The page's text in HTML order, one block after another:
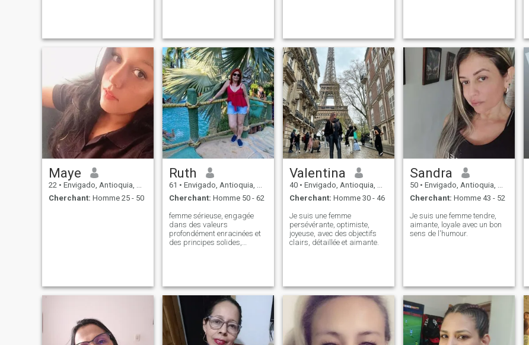
muy feliz me gustan los
animales los adoro me gusta
mi trabajo
promenade, voyager, la
bonne humeur, j’aime la
bonne compagnie
Maye
22 • Envigado, Antioquia, Colombie
Cherchant: Homme 25 - 50
Ruth
61 • Envigado, Antioquia, Colombie
Cherchant: Homme 50 - 62
femme sérieuse, engagée
dans des valeurs
profondément enracinées et
des principes solides,
Valentina
40 • Envigado, Antioquia, Colombie
Cherchant: Homme 30 - 46
Je suis une femme
persévérante, optimiste,
joyeuse, avec des objectifs
clairs, détaillée et aimante.
Sandra
50 • Envigado, Antioquia, Colombie
Cherchant: Homme 43 - 52
Je suis une femme tendre,
aimante, loyale avec un bon
sens de l'humour.